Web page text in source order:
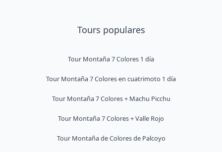
Tours populares
Tour Montaña 7 Colores 1 día
Tour Montaña 7 Colores en cuatrimoto 1 día
Tour Montaña 7 Colores + Machu Picchu
Tour Montaña 7 Colores + Valle Rojo
Tour Montaña de Colores de Palcoyo